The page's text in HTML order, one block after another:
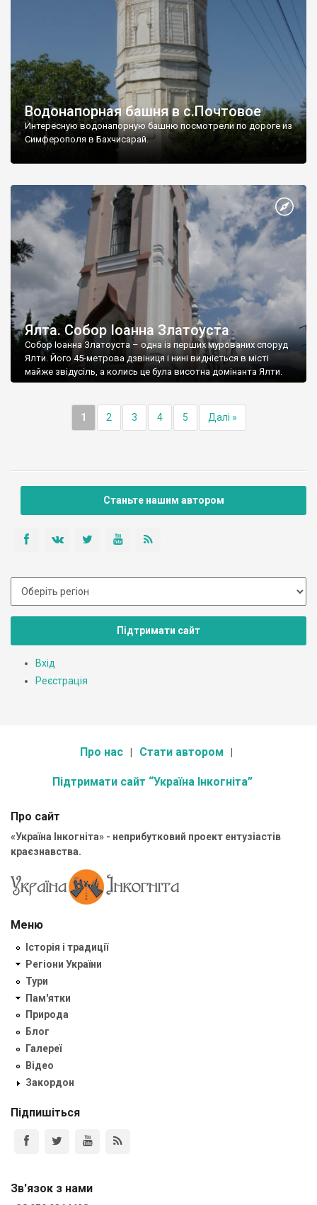
Водонапорная башня в с.Почтовое
Интересную водонапорную башню посмотрели по дороге из
Симферополя в Бахчисарай.
Ялта. Собор Іоанна Златоуста
Собор Іоанна Златоуста – одна із перших мурованих споруд
Ялти. Його 45-метрова дзвіниця і нині видніється в місті
майже звідусіль, а колись це була висотна домінанта Ялти.
1 2 3 4 5 Далі »
Станьте нашим автором
Підтримати сайт
Вхід
Реєстрація
Про нас Стати автором
Підтримати сайт “Україна Інкогніта”
Про сайт
«Україна Інкогніта» - неприбутковий проект ентузіастів
краєзнавства.
Меню
Історія і традиції
Регіони України
Тури
Пам'ятки
Природа
Блог
Галереї
Відео
Закордон
Підпишіться
Зв'язок з нами